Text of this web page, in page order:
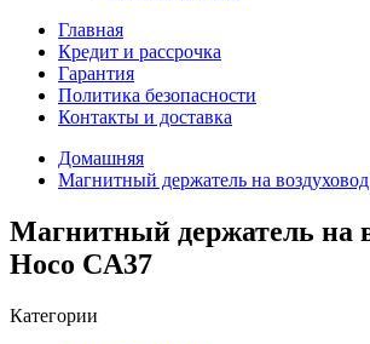
Главная
Кредит и рассрочка
Гарантия
Политика безопасности
Контакты и доставка
Домашняя
Магнитный держатель на
Магнитный держатель на
Hoco CA37
Категории